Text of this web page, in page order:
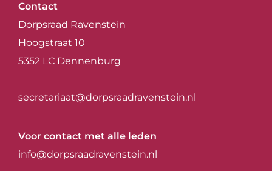
Contact
Dorpsraad Ravenstein
Hoogstraat 10
5352 LC Dennenburg
secretariaat@dorpsraadravenstein.nl
Voor contact met alle leden
info@dorpsraadravenstein.nl